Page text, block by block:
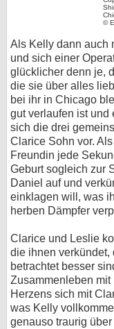
©
Als Kelly dann auch
und sich einer
glücklicher denn je,
die sie über alles
bei ihr in Chicago
gut verlaufen ist und
sich die drei
Clarice Sohn vor.
Freundin jede
Geburt sogleich zur
Daniel auf und
einklagen will, was
herben Dämpfer
Clarice und Leslie
die ihnen
betrachtet besser
Zusammenleben
Herzens sich mit
was Kelly
genauso traurig